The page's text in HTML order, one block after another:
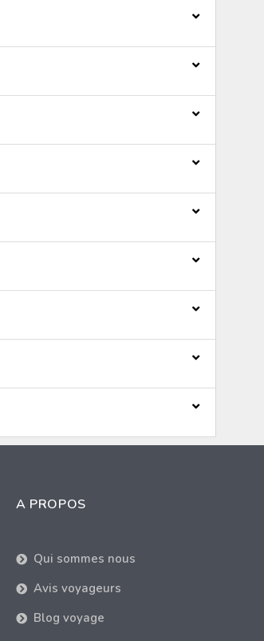
A PROPOS
Qui sommes nous
Avis voyageurs
Blog voyage